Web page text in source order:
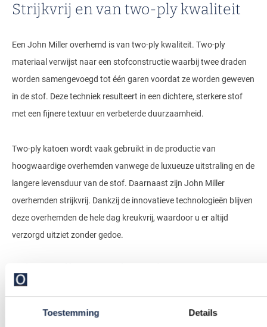
Toestemming Details
Strijkvrij en van two-ply kwaliteit
Een John Miller overhemd is van two-ply kwaliteit. Two-ply
materiaal verwijst naar een stofconstructie waarbij twee draden
worden samengevoegd tot één garen voordat ze worden geweven
in de stof. Deze techniek resulteert in een dichtere, sterkere stof
met een fijnere textuur en verbeterde duurzaamheid.
Two-ply katoen wordt vaak gebruikt in de productie van
hoogwaardige overhemden vanwege de luxueuze uitstraling en de
langere levensduur van de stof. Daarnaast zijn John Miller
overhemden strijkvrij. Dankzij de innovatieve technologieën blijven
deze overhemden de hele dag kreukvrij, waardoor u er altijd
verzorgd uitziet zonder gedoe.
John Miller overhemden in
mouwlengte 7